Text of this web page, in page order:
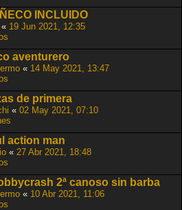
INCLUIDO
« 19 Jun 2021, 12:35
aventurero
« 14 May 2021, 13:47
de primera
« 02 May 2021, 07:10
action man
« 27 Abr 2021, 18:48
2ª canoso sin barba
« 10 Abr 2021, 11:06